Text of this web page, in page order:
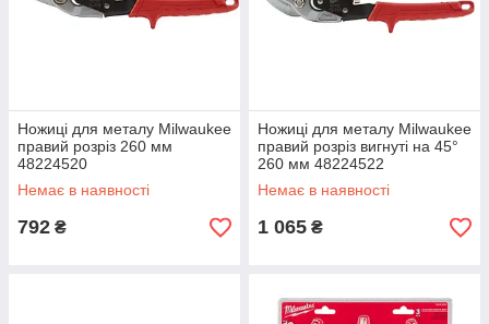
Ножиці для металу Milwaukee
правий розріз 260 мм
48224520
Немає в наявності
792 ₴
Ножиці для металу Milwaukee
правий розріз вигнуті на 45°
260 мм 48224522
Немає в наявності
1 065 ₴